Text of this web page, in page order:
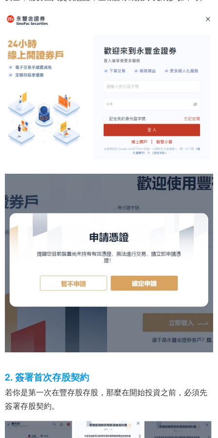
2. 簽署首次存股契約
若你是第一次在豐存股存股，那麼在開始投資之前，必須先
簽署存股契約。